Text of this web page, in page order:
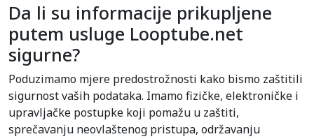
Da li su informacije prikupljene
putem usluge Looptube.net
sigurne?
Poduzimamo mjere predostrožnosti kako bismo zaštitili
sigurnost vaših podataka. Imamo fizičke, elektroničke i
upravljačke postupke koji pomažu u zaštiti,
sprečavanju neovlaštenog pristupa, održavanju